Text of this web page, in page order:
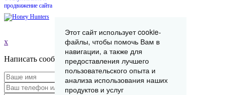
продвижение сайта
x
Написать сообщение
Этот сайт использует cookie-
файлы, чтобы помочь Вам в
навигации, а также для
предоставления лучшего
пользовательского опыта и
анализа использования наших
продуктов и услуг